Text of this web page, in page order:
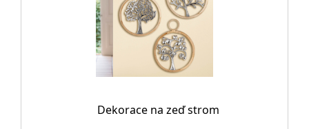
Dekorace na zeď strom